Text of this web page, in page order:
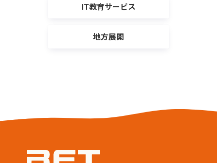
IT教育サービス
地方展開